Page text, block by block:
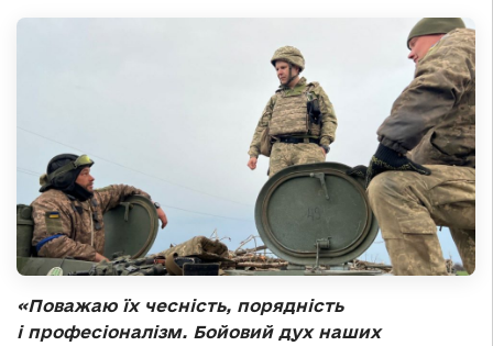
«Поважаю їх чесність, порядність
і професіоналізм. Бойовий дух наших